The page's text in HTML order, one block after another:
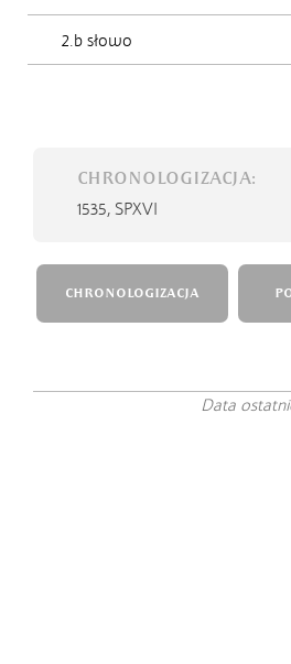
2.b słowo
CHRONOLOGIZACJA:
1535, SPXVI
CHRONOLOGIZACJA
Data